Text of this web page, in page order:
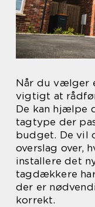
Når du vælger
vigtigt at
De kan hjælpe
tagtype der
budget. De vil
overslag over,
installere det
tagdækkere
der er
korrekt.